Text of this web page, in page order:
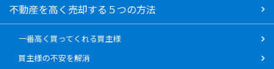
不動産を高く売却する５つの方法
一番高く買ってくれる買主様
買主様の不安を解消